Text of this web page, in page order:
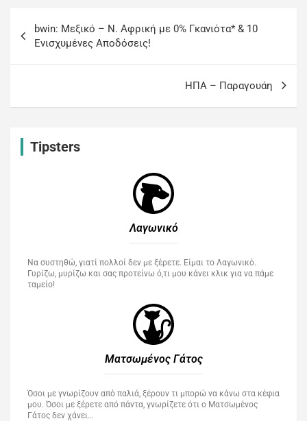
bwin: Μεξικό – Ν. Αφρική με 0% Γκανιότα* & 10
Ενισχυμένες Αποδόσεις!
HΠΑ – Παραγουάη
Tipsters
Λαγωνικό
Να συστηθώ, γιατί πολλοί δεν με ξέρετε. Είμαι το Λαγωνικό.
Γυρίζω, μυρίζω και σας προτείνω ό,τι μου κάνει κλικ για να πάμε
ταμείο!
Ματσωμένος Γάτος​
Όσοι με γνωρίζουν από παλιά, ξέρουν τι μπορώ να κάνω στα κέφια
μου. Όσοι με ξέρετε από πάντα, γνωρίζετε ότι ο Ματσωμένος
Γάτος δεν χάνει…